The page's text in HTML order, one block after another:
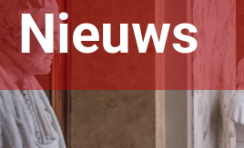
Nieuws